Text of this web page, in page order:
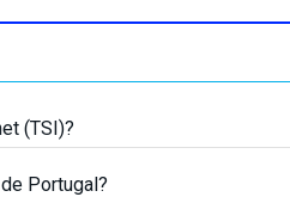
(TSI)?
Portugal?